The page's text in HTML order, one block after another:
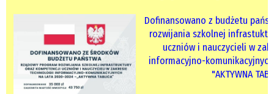
Dofinansowano z budżetu
rozwijania szkolnej
uczniów i nauczycieli w
informacyjno-
"AKTYWNA